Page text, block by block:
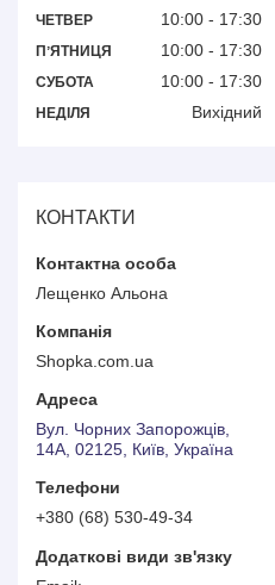
ЧЕТВЕР 10:00 17:30
ПʼЯТНИЦЯ 10:00 17:30
СУБОТА 10:00 17:30
НЕДІЛЯ Вихідний
КОНТАКТИ
Лещенко Альона
Shopka.com.ua
Вул. Чорних Запорожців,
14А, 02125, Київ, Україна
+380 (68) 530-49-34